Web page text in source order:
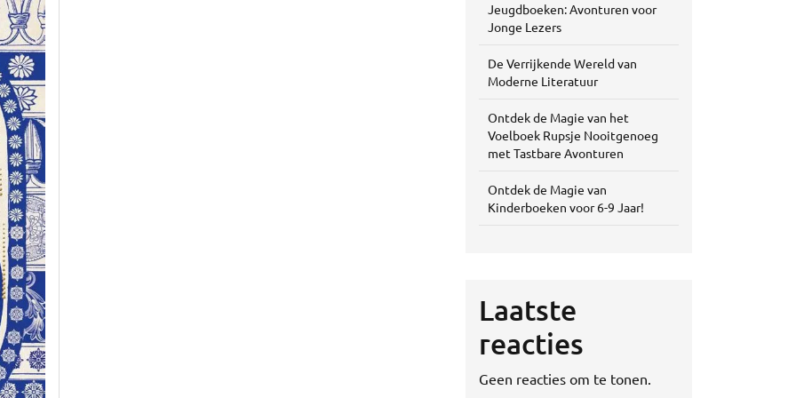
Jeugdboeken: Avonturen voor
Jonge Lezers
De Verrijkende Wereld van
Moderne Literatuur
Ontdek de Magie van het
Voelboek Rupsje Nooitgenoeg
met Tastbare Avonturen
Ontdek de Magie van
Kinderboeken voor 6-9 Jaar!
Laatste
reacties
Geen reacties om te tonen.